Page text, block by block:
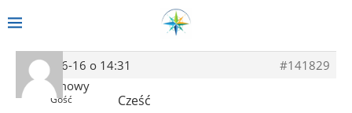
2014-06-16 o 14:31
#141829
Anonimowy
Gość
Cześć